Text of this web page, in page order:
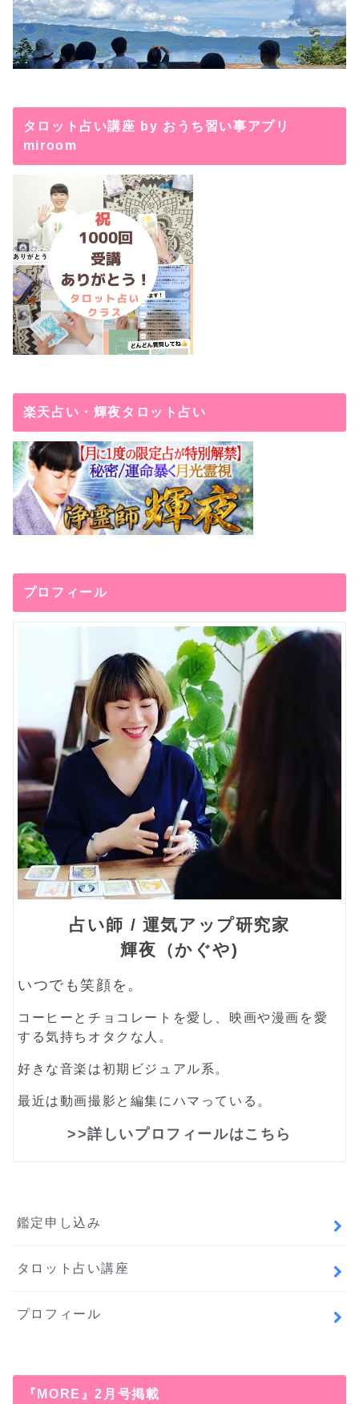
タロット占い講座 by おうち習い事アプリ
miroom
楽天占い・輝夜タロット占い
プロフィール
占い師 / 運気アップ研究家
輝夜（かぐや)
いつでも笑顔を。
コーヒーとチョコレートを愛し、映画や漫画を愛
する気持ちオタクな人。
好きな音楽は初期ビジュアル系。
最近は動画撮影と編集にハマっている。
>>詳しいプロフィールはこちら
鑑定申し込み
タロット占い講座
プロフィール
『MORE』2月号掲載